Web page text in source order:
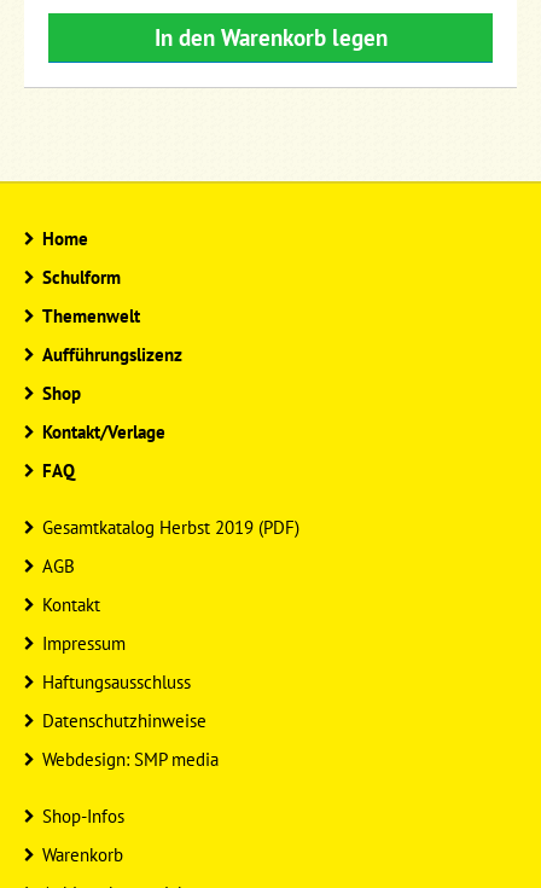
In den Warenkorb legen
Home
Schulform
Themenwelt
Aufführungslizenz
Shop
Kontakt/Verlage
FAQ
Gesamtkatalog Herbst 2019 (PDF)
AGB
Kontakt
Impressum
Haftungsausschluss
Datenschutzhinweise
Webdesign: SMP media
Shop-Infos
Warenkorb